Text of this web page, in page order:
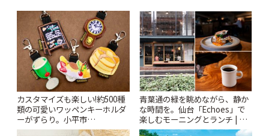
カスタマイズも楽しい!約500種
類の可愛いワッペンキーホルダ
ーがずらり。小平市
「Kimamaya T&K」 | ことりっ
青葉通の緑を眺めながら、静か
な時間を。仙台「Echoes」で
楽しむモーニングとランチ | こ
とりっぷ